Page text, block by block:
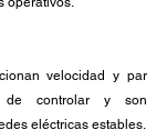
velocidad y par
de controlar y son
eléctricas estables.